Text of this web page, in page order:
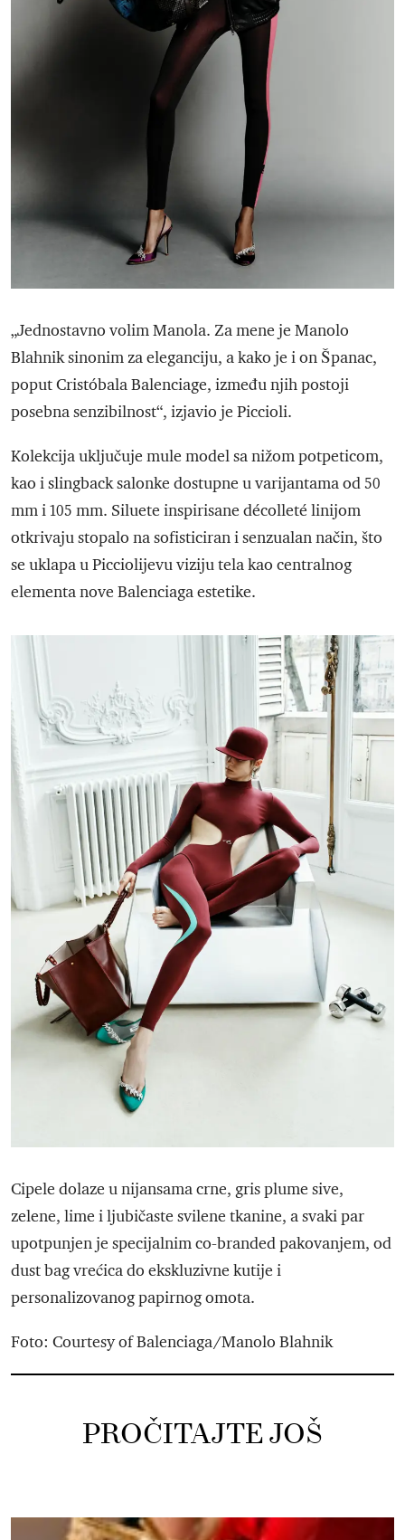
„Jednostavno volim Manola. Za mene je Manolo
Blahnik sinonim za eleganciju, a kako je i on Španac,
poput Cristóbala Balenciage, između njih postoji
posebna senzibilnost“, izjavio je Piccioli.
Kolekcija uključuje mule model sa nižom potpeticom,
kao i slingback salonke dostupne u varijantama od 50
mm i 105 mm. Siluete inspirisane décolleté linijom
otkrivaju stopalo na sofisticiran i senzualan način, što
se uklapa u Picciolijevu viziju tela kao centralnog
elementa nove Balenciaga estetike.
Cipele dolaze u nijansama crne, gris plume sive,
zelene, lime i ljubičaste svilene tkanine, a svaki par
upotpunjen je specijalnim co-branded pakovanjem, od
dust bag vrećica do ekskluzivne kutije i
personalizovanog papirnog omota.
Foto: Courtesy of Balenciaga/Manolo Blahnik
PROČITAJTE JOŠ